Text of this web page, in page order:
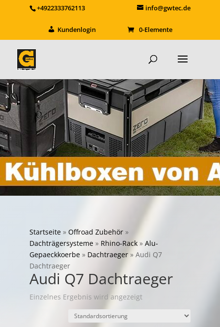
+4922333762113 info@gwtec.de
Kundenlogin 0-Elemente
Startseite» Offroad Zubehör»
Dachträgersysteme» Rhino-Rack» Alu-
Gepaeckkoerbe» Dachtraeger» Audi Q7
Dachtraeger
Audi Q7 Dachtraeger
Einzelnes Ergebnis wird angezeigt